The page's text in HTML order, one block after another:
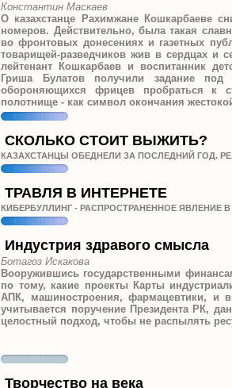
Константин Маскаев
О казахстанце Рахимжане
номеров. Действительно, была такая
во фронтовых донесениях и газетных
товарищей-разведчиков жив в сердцах и
лейтенант Кошкарбаев и воспитанник
Гриша Булатов получили задание под
обороняющихся фрицев пробраться к
полотнище - как символ окончания
СКОЛЬКО СТОИТ ВЫЖИТЬ?
КАЗАХСТАНЦЫ ОБЕДНЕЛИ ЗА ПОСЛЕДНИЙ ГОД.
ТРАВЛЯ В ИНТЕРНЕТЕ
КИБЕРБУЛЛИНГ - РАСПРОСТРАНЕННОЕ ЯВЛЕНИЕ В
Индустрия здравого смысла
Ботагоз Искакова
Вооружившись государственными
по тому, какие проекты Карты
АПК, машиностроения, фармацевтики, и
учитывается поручение Президента РК,
целостный подход, чтобы не распылять
Творчество на века